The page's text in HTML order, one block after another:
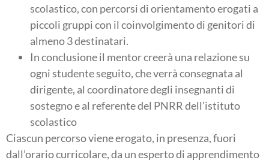
scolastico, con percorsi di orientamento erogati a
piccoli gruppi con il coinvolgimento di genitori di
almeno 3 destinatari.
In conclusione il mentor creerà una relazione su
ogni studente seguito, che verrà consegnata al
dirigente, al coordinatore degli insegnanti di
sostegno e al referente del PNRR dell’istituto
scolastico
Ciascun percorso viene erogato, in presenza, fuori
dall’orario curricolare, da un esperto di apprendimento